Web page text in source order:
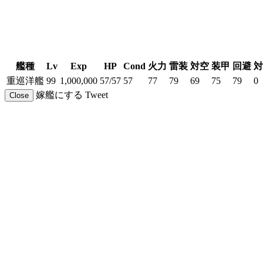
艦種 Lv Exp HP Cond 火力 雷装 対空 装甲 回避
重巡洋艦 99 1,000,000 57/57 57 77 79 69 75 79 0
Close 嫁艦にする Tweet